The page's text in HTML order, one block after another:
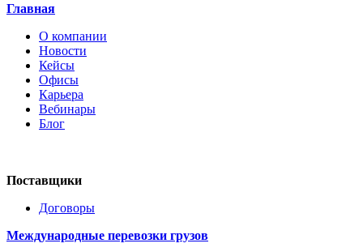
Главная
О компании
Новости
Кейсы
Офисы
Карьера
Вебинары
Блог
Поставщики
Договоры
Международные перевозки грузов